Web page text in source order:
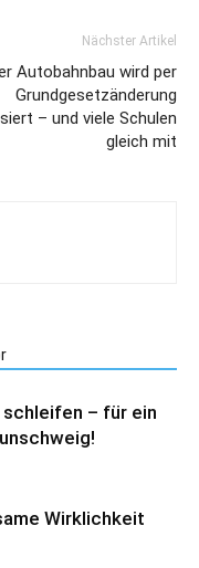
Nächster Artikel
Autobahnbau wird per
Grundgesetzänderung
– und viele Schulen
gleich mit
– für ein
Wirklichkeit